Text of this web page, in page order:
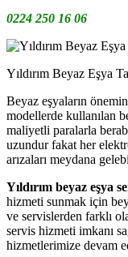
0224 250 16 06
Yıldırım Beyaz Eşya
Beyaz eşyaların
modellerde kullanılan
maliyetli paralarla
uzundur fakat her
arızaları meydana
Yıldırım beyaz eşya
hizmeti sunmak için
ve servislerden farklı
servis hizmeti imkanı
hizmetlerimize devam